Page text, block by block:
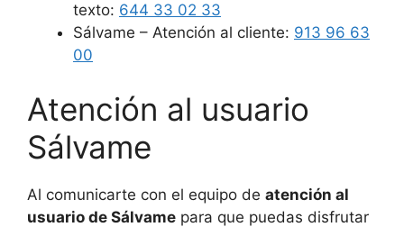
texto: 644 33 02 33
Sálvame – Atención al cliente: 913 96 63
00
Atención al usuario
Sálvame
Al comunicarte con el equipo de atención al
usuario de Sálvame para que puedas disfrutar